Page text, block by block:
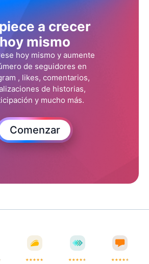
a crecer
hoy mismo
hoy mismo y aumente
de seguidores en
, likes, comentarios,
de historias,
y mucho más.
Comenzar